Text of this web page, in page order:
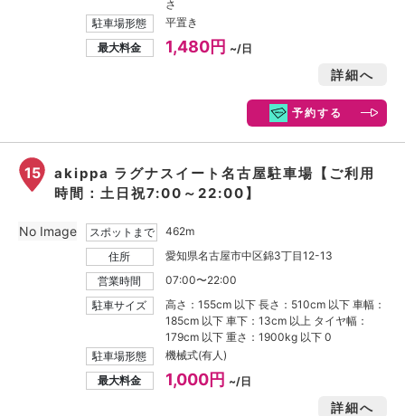
さ
駐車場形態
平置き
最大料金
1,480円 ~/日
詳細へ
予約する
15
akippa ラグナスイート名古屋駐車場【ご利用
時間：土日祝7:00～22:00】
スポットまで
462m
住所
愛知県名古屋市中区錦3丁目12-13
営業時間
07:00〜22:00
駐車サイズ
高さ：155cm 以下 長さ：510cm 以下 車幅：
185cm 以下 車下：13cm 以上 タイヤ幅：
179cm 以下 重さ：1900kg 以下 0
駐車場形態
機械式(有人)
最大料金
1,000円 ~/日
詳細へ
No Image